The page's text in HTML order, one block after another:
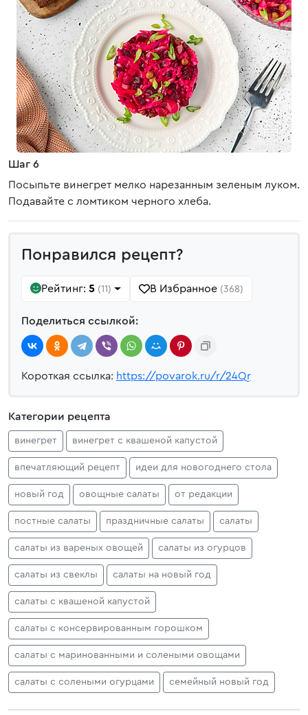
Шаг 6
Посыпьте винегрет мелко нарезанным зеленым луком.
Подавайте с ломтиком черного хлеба.
Понравился рецепт?
Рейтинг: 5 (11) В Избранное (368)
Поделиться ссылкой:
Короткая ссылка: https://povarok.ru/r/24Qr
Категории рецепта
винегрет винегрет с квашеной капустой
впечатляющий рецепт идеи для новогоднего стола
новый год овощные салаты от редакции
постные салаты праздничные салаты салаты
салаты из вареных овощей салаты из огурцов
салаты из свеклы салаты на новый год
салаты с квашеной капустой
салаты с консервированным горошком
салаты с маринованными и солеными овощами
салаты с солеными огурцами семейный новый год